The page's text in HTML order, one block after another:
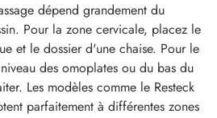
dépend grandement du
Pour la zone cervicale, placez le
et le dossier d'une chaise. Pour le
des omoplates ou du bas du
Les modèles comme le Resteck
parfaitement à différentes zones